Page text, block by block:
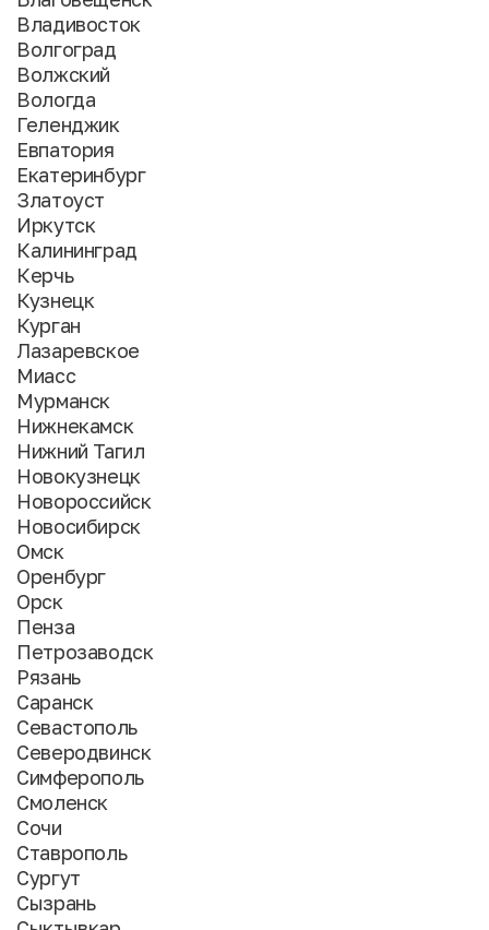
Владивосток
Волгоград
Волжский
Вологда
Геленджик
Евпатория
Екатеринбург
Златоуст
Иркутск
Калининград
Керчь
Кузнецк
Курган
Лазаревское
Миасс
Мурманск
Нижнекамск
Нижний Тагил
Новокузнецк
Новороссийск
Новосибирск
Омск
Оренбург
Орск
Пенза
Петрозаводск
Рязань
Саранск
Севастополь
Северодвинск
Симферополь
Смоленск
Сочи
Ставрополь
Сургут
Сызрань